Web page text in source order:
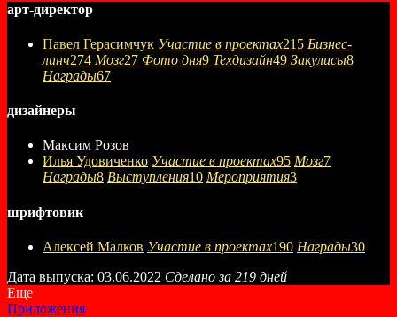
арт-директор
Павел Герасимчук Участие в проектах215 Бизнес-
линч274 Мозг27 Фото дня9 Техдизайн49 Закулисы8
Награды67
дизайнеры
Максим Розов
Илья Удовиченко Участие в проектах95 Мозг7
Награды8 Выступления10 Мероприятия3
шрифтовик
Алексей Малков Участие в проектах190 Награды30
Дата выпуска: 03.06.2022 Сделано за 219 дней
Еще
Приложения